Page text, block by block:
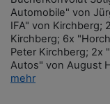
Automobile" von
IFA" von Kirchberg;
Kirchberg; 6x
Peter Kirchberg; 2x
Autos" von August
mehr